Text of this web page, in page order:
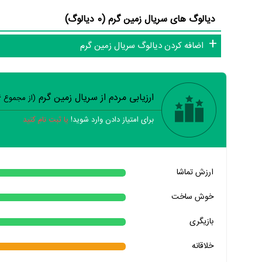
دیالوگ های سریال زمین گرم (0 دیالوگ)
اضافه کردن دیالوگ سریال زمین گرم
خیر
خیر بله
خیر بله
خیر بله
ارزیابی مردم از سریال زمین گرم (از مجموع
برای امتیاز دادن وارد شوید! یا ثبت نام کنید
ارزش تماشا
خوش ساخت
بازیگری
خلاقانه